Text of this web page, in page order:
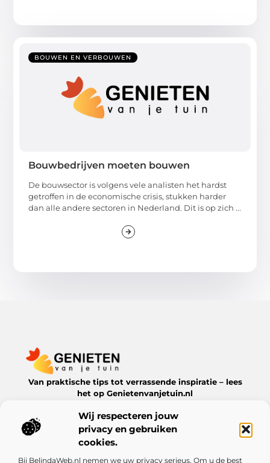
Wij respecteren jouw
privacy en gebruiken
cookies.
Bij BelindaWeb.nl nemen we uw privacy serieus. Om u de best
BOUWEN EN VERBOUWEN
Bouwbedrijven moeten bouwen
De bouwsector is volgens vele analisten het hardst
getroffen in de economische crisis, stukken harder
dan alle andere sectoren in Nederland. Dit is op zich ...
Van praktische tips tot verrassende inspiratie – lees
het op Genietenvanjetuin.nl
leefomgeving te bieden heeft.
Bericht categorie